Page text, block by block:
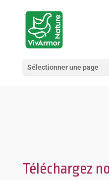
Sélectionner une page
Téléchargez